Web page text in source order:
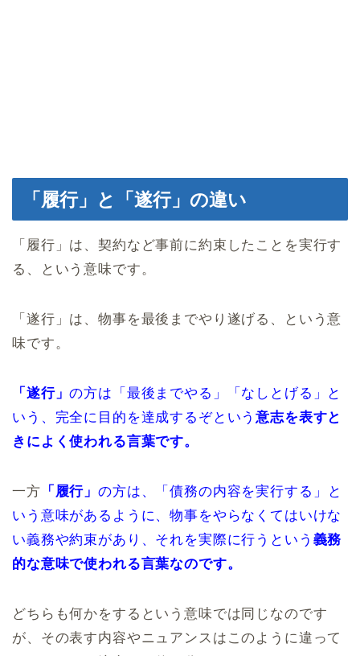
「履行」と「遂行」の違い
「履行」は、契約など事前に約束したことを実行す
る、という意味です。
「遂行」は、物事を最後までやり遂げる、という意
味です。
「遂行」の方は「最後までやる」「なしとげる」と
いう、完全に目的を達成するぞという意志を表すと
きによく使われる言葉です。
一方 「履行」の方は、「債務の内容を実行する」と
いう意味があるように、物事をやらなくてはいけな
い義務や約束があり、それを実際に行うという 義務
的な意味で使われる言葉なのです。
どちらも何かをするという意味では同じなのです
が、その表す内容やニュアンスはこのように違って